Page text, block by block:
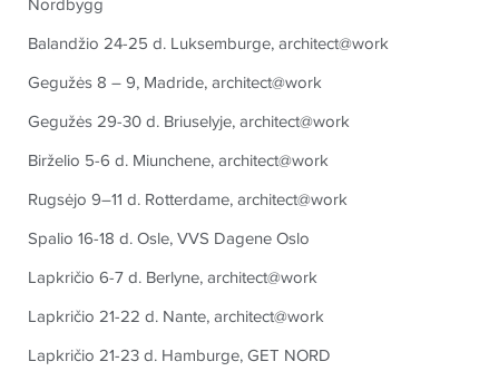
Balandžio 24-25 d. Luksemburge, architect@work
Gegužės 8 – 9, Madride, architect@work
Gegužės 29-30 d. Briuselyje, architect@work
Birželio 5-6 d. Miunchene, architect@work
Rugsėjo 9–11 d. Rotterdame, architect@work
Spalio 16-18 d. Osle, VVS Dagene Oslo
Lapkričio 6-7 d. Berlyne, architect@work
Lapkričio 21-22 d. Nante, architect@work
Lapkričio 21-23 d. Hamburge, GET NORD